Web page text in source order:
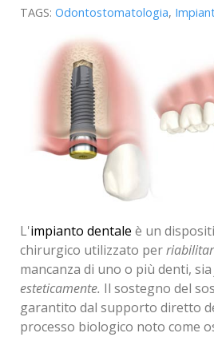
TAGS: Odontostomatologia,
L'impianto dentale è un
chirurgico utilizzato per
mancanza di uno o più denti, sia
esteticamente. Il sostegno del
garantito dal supporto diretto
processo biologico noto come